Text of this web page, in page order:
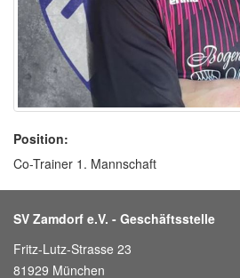
Position:
Co-Trainer 1. Mannschaft
SV Zamdorf e.V. - Geschäftsstelle
Fritz-Lutz-Strasse 23
81929 München